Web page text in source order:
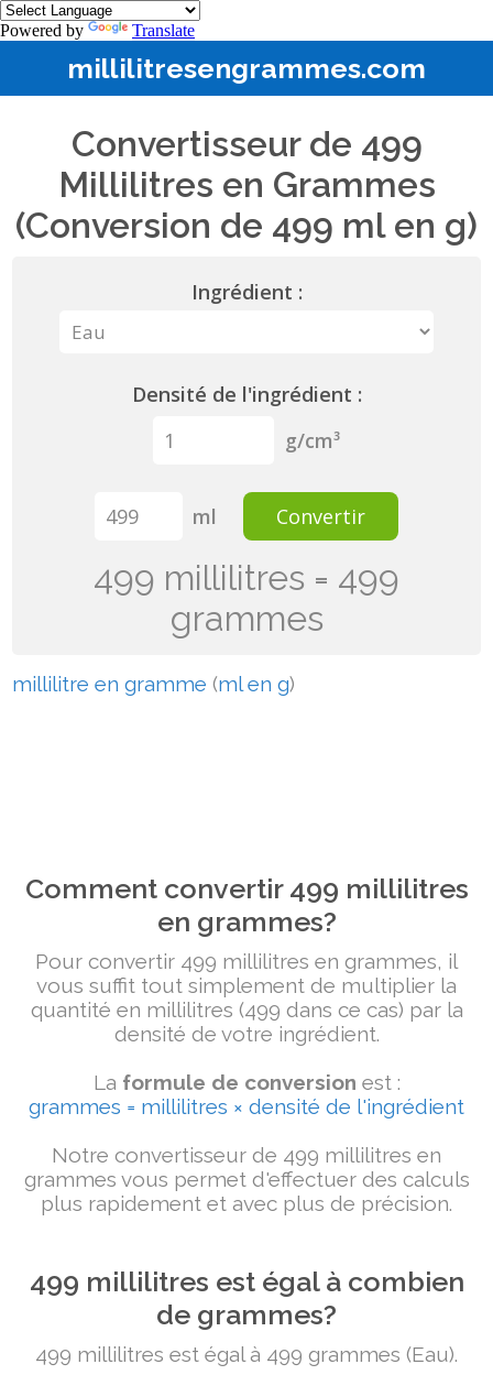
Powered by Translate
millilitresengrammes.com
Convertisseur de 499
Millilitres en Grammes
(Conversion de 499 ml en g)
Ingrédient :
Densité de l'ingrédient :
g/cm³
ml Convertir
499 millilitres = 499
grammes
millilitre en gramme (ml en g)
Comment convertir 499 millilitres
en grammes?
Pour convertir 499 millilitres en grammes, il
vous suffit tout simplement de multiplier la
quantité en millilitres (499 dans ce cas) par la
densité de votre ingrédient.
La formule de conversion est :
grammes = millilitres × densité de l'ingrédient
Notre convertisseur de 499 millilitres en
grammes vous permet d'effectuer des calculs
plus rapidement et avec plus de précision.
499 millilitres est égal à combien
de grammes?
499 millilitres est égal à 499 grammes (Eau).